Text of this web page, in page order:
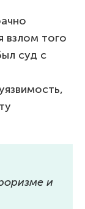
взлом того
суд с
и